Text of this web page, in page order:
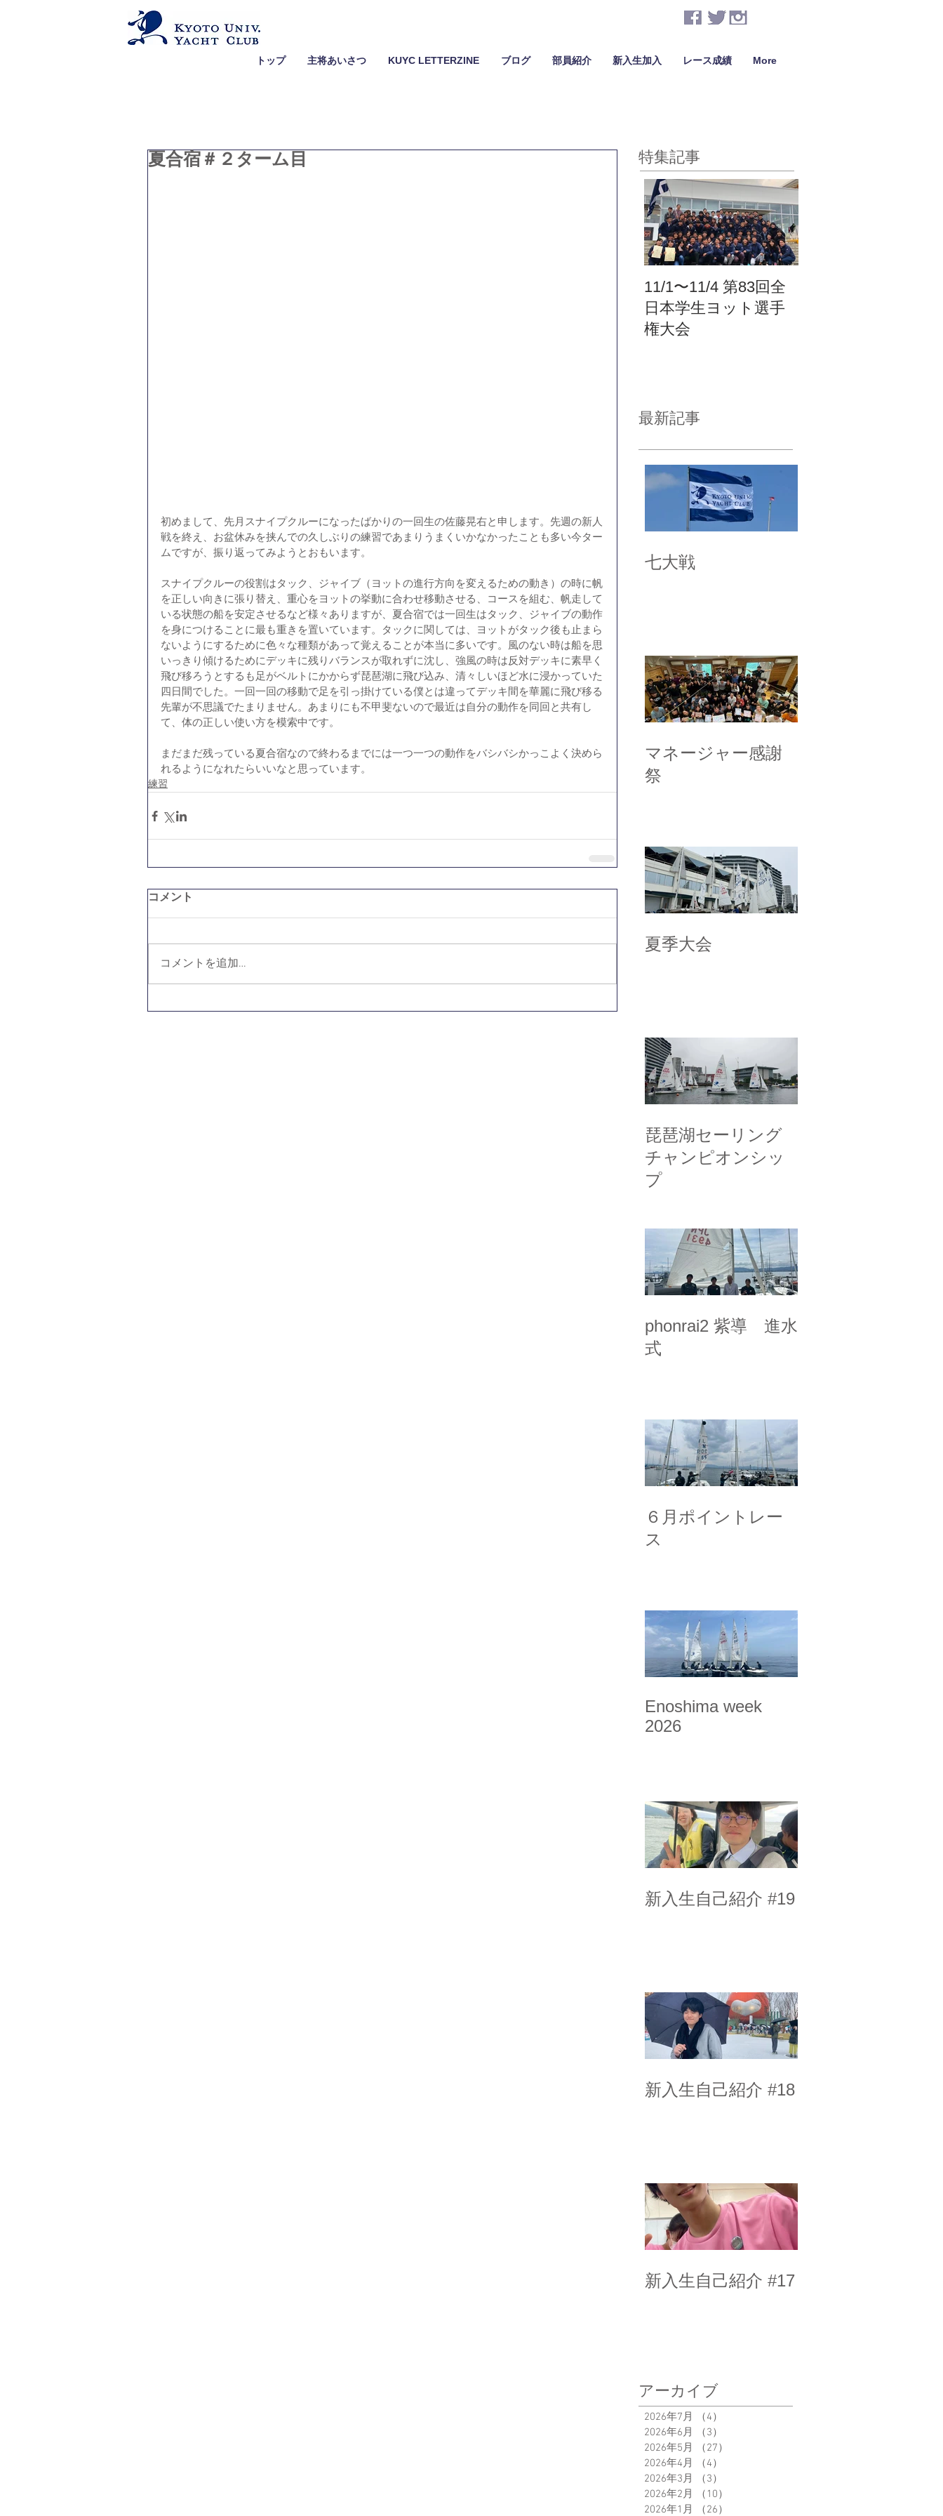
トップ 主将あいさつ KUYC LETTERZINE ブログ 部員紹介 新入生加入 レース成績 More
夏合宿＃２ターム目
初めまして、先月スナイプクルーになったばかりの一回生の佐藤晃右と申します。先週の新人
戦を終え、お盆休みを挟んでの久しぶりの練習であまりうまくいかなかったことも多い今ター
ムですが、振り返ってみようとおもいます。
スナイプクルーの役割はタック、ジャイブ（ヨットの進行方向を変えるための動き）の時に帆
を正しい向きに張り替え、重心をヨットの挙動に合わせ移動させる、コースを組む、帆走して
いる状態の船を安定させるなど様々ありますが、夏合宿では一回生はタック、ジャイブの動作
を身につけることに最も重きを置いています。タックに関しては、ヨットがタック後も止まら
ないようにするために色々な種類があって覚えることが本当に多いです。風のない時は船を思
いっきり傾けるためにデッキに残りバランスが取れずに沈し、強風の時は反対デッキに素早く
飛び移ろうとするも足がベルトにかからず琵琶湖に飛び込み、清々しいほど水に浸かっていた
四日間でした。一回一回の移動で足を引っ掛けている僕とは違ってデッキ間を華麗に飛び移る
先輩が不思議でたまりません。あまりにも不甲斐ないので最近は自分の動作を同回と共有し
て、体の正しい使い方を模索中です。
まだまだ残っている夏合宿なので終わるまでには一つ一つの動作をバシバシかっこよく決めら
れるようになれたらいいなと思っています。
練習
コメント
コメントを追加…
特集記事
11/1〜11/4 第83回全
日本学生ヨット選手
権大会
最新記事
七大戦
マネージャー感謝
祭
夏季大会
琵琶湖セーリング
チャンピオンシッ
プ
phonrai2 紫導 進水
式
６月ポイントレー
ス
Enoshima week
2026
新入生自己紹介 #19
新入生自己紹介 #18
新入生自己紹介 #17
アーカイブ
2026年7月 （4）
2026年6月
（3）
2026年5月
（27）
2026年4月
（4）
2026年3月
（3）
2026年2月
（10）
2026年1月
（26）